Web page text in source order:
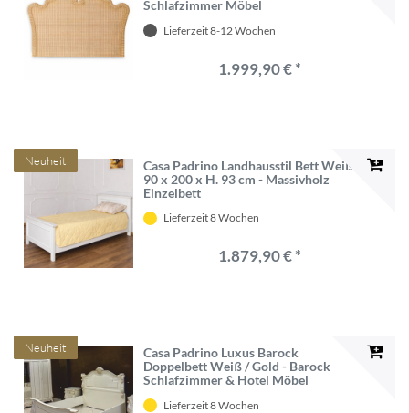
Schlafzimmer Möbel
Lieferzeit 8-12 Wochen
1.999,90 € *
Neuheit
Casa Padrino Landhausstil Bett Weiß
90 x 200 x H. 93 cm - Massivholz
Einzelbett
Lieferzeit 8 Wochen
1.879,90 € *
Neuheit
Casa Padrino Luxus Barock
Doppelbett Weiß / Gold - Barock
Schlafzimmer & Hotel Möbel
Lieferzeit 8 Wochen